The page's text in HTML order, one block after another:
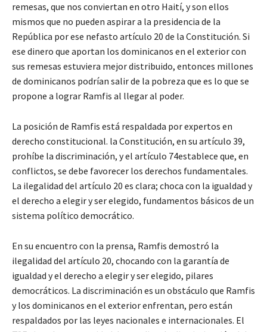
remesas, que nos conviertan en otro Haití, y son ellos
mismos que no pueden aspirar a la presidencia de la
República por ese nefasto artículo 20 de la Constitución. Si
ese dinero que aportan los dominicanos en el exterior con
sus remesas estuviera mejor distribuido, entonces millones
de dominicanos podrían salir de la pobreza que es lo que se
propone a lograr Ramfis al llegar al poder.
La posición de Ramfis está respaldada por expertos en
derecho constitucional. la Constitución, en su artículo 39,
prohíbe la discriminación, y el artículo 74establece que, en
conflictos, se debe favorecer los derechos fundamentales.
La ilegalidad del artículo 20 es clara; choca con la igualdad y
el derecho a elegir y ser elegido, fundamentos básicos de un
sistema político democrático.
En su encuentro con la prensa, Ramfis demostró la
ilegalidad del artículo 20, chocando con la garantía de
igualdad y el derecho a elegir y ser elegido, pilares
democráticos. La discriminación es un obstáculo que Ramfis
y los dominicanos en el exterior enfrentan, pero están
respaldados por las leyes nacionales e internacionales. El